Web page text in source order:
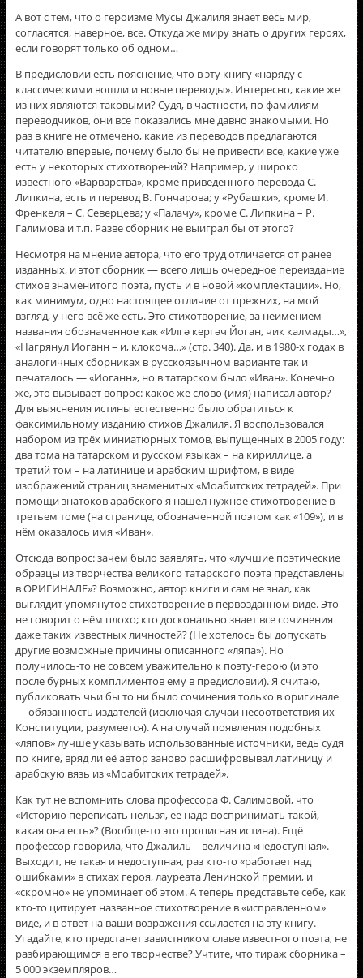
А вот с тем, что о героизме Мусы Джалиля знает весь мир,
согласятся, наверное, все. Откуда же миру знать о других героях,
если говорят только об одном…
В предисловии есть пояснение, что в эту книгу «наряду с
классическими вошли и новые переводы». Интересно, какие же
из них являются таковыми? Судя, в частности, по фамилиям
переводчиков, они все показались мне давно знакомыми. Но
раз в книге не отмечено, какие из переводов предлагаются
читателю впервые, почему было бы не привести все, какие уже
есть у некоторых стихотворений? Например, у широко
известного «Варварства», кроме приведённого перевода С.
Липкина, есть и перевод В. Гончарова; у «Рубашки», кроме И.
Френкеля – С. Северцева; у «Палачу», кроме С. Липкина – Р.
Галимова и т.п. Разве сборник не выиграл бы от этого?
Несмотря на мнение автора, что его труд отличается от ранее
изданных, и этот сборник — всего лишь очередное переиздание
стихов знаменитого поэта, пусть и в новой «комплектации». Но,
как минимум, одно настоящее отличие от прежних, на мой
взгляд, у него всё же есть. Это стихотворение, за неимением
названия обозначенное как «Илгә кергәч Йоган, чик калмады…»,
«Нагрянул Иоганн – и, клокоча…» (стр. 340). Да, и в 1980-х годах в
аналогичных сборниках в русскоязычном варианте так и
печаталось — «Иоганн», но в татарском было «Иван». Конечно
же, это вызывает вопрос: какое же слово (имя) написал автор?
Для выяснения истины естественно было обратиться к
факсимильному изданию стихов Джалиля. Я воспользовался
набором из трёх миниатюрных томов, выпущенных в 2005 году:
два тома на татарском и русском языках – на кириллице, а
третий том – на латинице и арабским шрифтом, в виде
изображений страниц знаменитых «Моабитских тетрадей». При
помощи знатоков арабского я нашёл нужное стихотворение в
третьем томе (на странице, обозначенной поэтом как «109»), и в
нём оказалось имя «Иван».
Отсюда вопрос: зачем было заявлять, что «лучшие поэтические
образцы из творчества великого татарского поэта представлены
в ОРИГИНАЛЕ»? Возможно, автор книги и сам не знал, как
выглядит упомянутое стихотворение в первозданном виде. Это
не говорит о нём плохо; кто досконально знает все сочинения
даже таких известных личностей? (Не хотелось бы допускать
другие возможные причины описанного «ляпа»). Но
получилось-то не совсем уважительно к поэту-герою (и это
после бурных комплиментов ему в предисловии). Я считаю,
публиковать чьи бы то ни было сочинения только в оригинале
— обязанность издателей (исключая случаи несоответствия их
Конституции, разумеется). А на случай появления подобных
«ляпов» лучше указывать использованные источники, ведь судя
по книге, вряд ли её автор заново расшифровывал латиницу и
арабскую вязь из «Моабитских тетрадей».
Как тут не вспомнить слова профессора Ф. Салимовой, что
«Историю переписать нельзя, еë надо воспринимать такой,
какая она есть»? (Вообще-то это прописная истина). Ещё
профессор говорила, что Джалиль – величина «недоступная».
Выходит, не такая и недоступная, раз кто-то «работает над
ошибками» в стихах героя, лауреата Ленинской премии, и
«скромно» не упоминает об этом. А теперь представьте себе, как
кто-то цитирует названное стихотворение в «исправленном»
виде, и в ответ на ваши возражения ссылается на эту книгу.
Угадайте, кто предстанет завистником славе известного поэта, не
разбирающимся в его творчестве? Учтите, что тираж сборника –
5 000 экземпляров…